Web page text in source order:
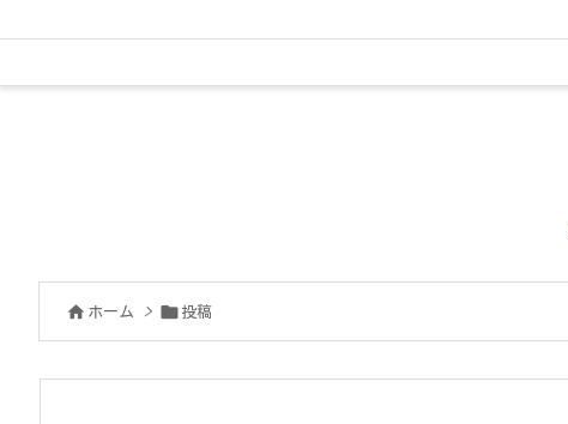
 ホーム >  投稿